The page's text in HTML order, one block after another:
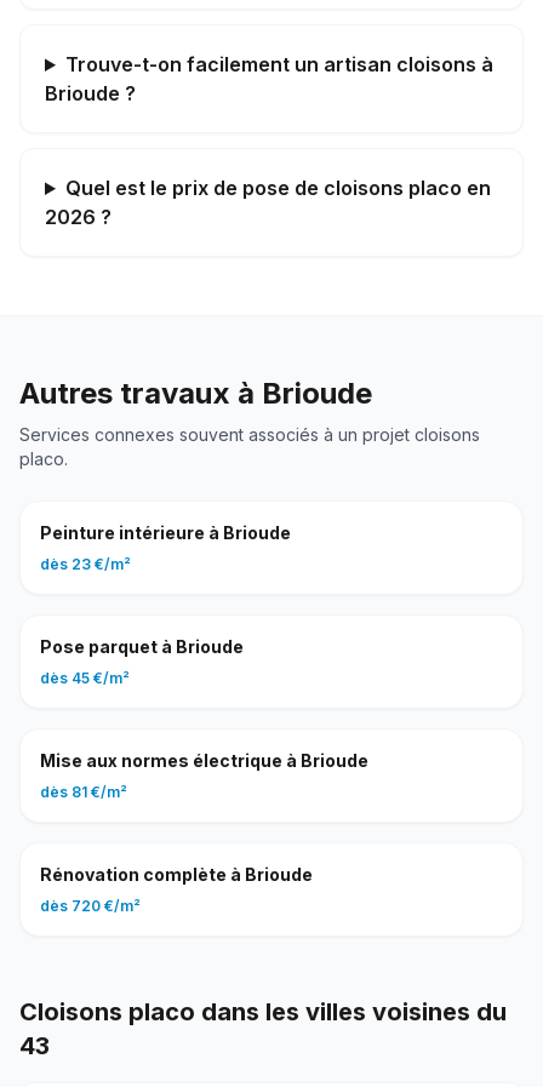
Trouve-t-on facilement un artisan cloisons à
Brioude ?
Quel est le prix de pose de cloisons placo en
2026 ?
Autres travaux à Brioude
Services connexes souvent associés à un projet cloisons
placo.
Peinture intérieure à Brioude
dès 23 €/m²
Pose parquet à Brioude
dès 45 €/m²
Mise aux normes électrique à Brioude
dès 81 €/m²
Rénovation complète à Brioude
dès 720 €/m²
Cloisons placo dans les villes voisines du
43